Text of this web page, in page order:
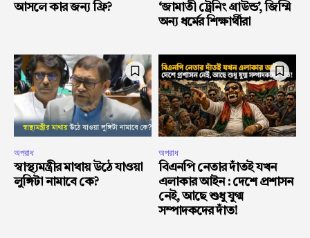
আসলে কার জন্য ফ্রি?
‘জামাতী ট্রেনিং গ্রাউন্ড’, জিম্মি
অন্য ধর্মের শিক্ষার্থীরা
অপরাধ
স্বাস্থ্যমন্ত্রীর মাথায় উঠে যাওয়া
লুঙ্গিটা নামাবে কে?
অপরাধ
বিএনপি নেতার দাঁতই যখন
এলাকার আইন : দেশে প্রশাসন
নেই, আছে শুধু যুগ্ম
সম্পাদকদের দাঁত!